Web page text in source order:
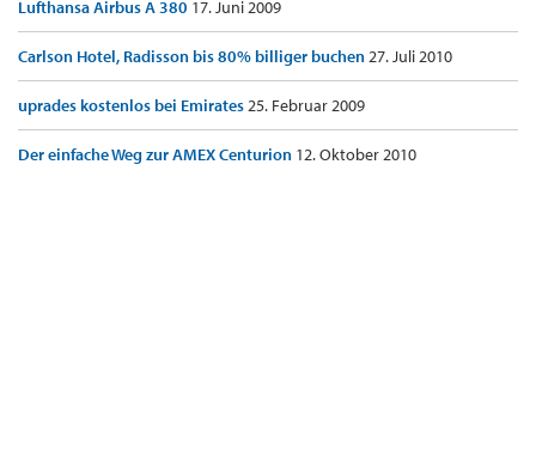
Lufthansa Airbus A 380 17. Juni 2009
Carlson Hotel, Radisson bis 80% billiger buchen27. Juli 2010
uprades kostenlos bei Emirates25. Februar 2009
Der einfache Weg zur AMEX Centurion 12. Oktober 2010